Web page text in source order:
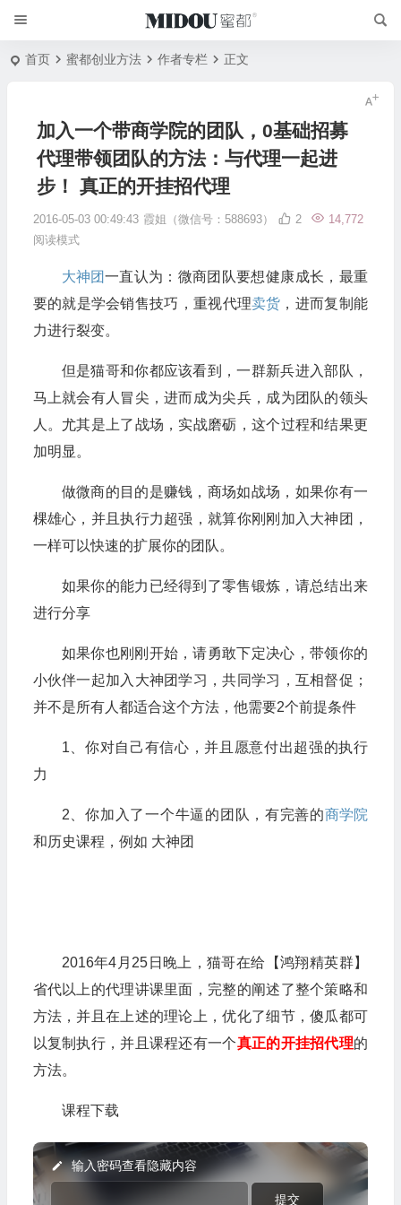
首页 蜜都创业方法 作者专栏 正文
加入一个带商学院的团队，0基础招募
代理带领团队的方法：与代理一起进
步！ 真正的开挂招代理
2016-05-03 00:49:43 霞姐（微信号：588693） 14,772
2
阅读模式
大神团一直认为：微商团队要想健康成长，最重
要的就是学会销售技巧，重视代理卖货 ，进而复制能
力进行裂变。
但是猫哥和你都应该看到，一群新兵进入部队，
马上就会有人冒尖，进而成为尖兵，成为团队的领头
人。尤其是上了战场，实战磨砺，这个过程和结果更
加明显。
做微商的目的是赚钱，商场如战场，如果你有一
棵雄心，并且执行力超强，就算你刚刚加入大神团，
一样可以快速的扩展你的团队。
如果你的能力已经得到了零售锻炼，请总结出来
进行分享
如果你也刚刚开始，请勇敢下定决心，带领你的
小伙伴一起加入大神团学习，共同学习，互相督促；
并不是所有人都适合这个方法，他需要2个前提条件
1、你对自己有信心，并且愿意付出超强的执行
力
2、你加入了一个牛逼的团队，有完善的商学院
和历史课程，例如 大神团
2016年4月25日晚上，猫哥在给【鸿翔精英群】
省代以上的代理讲课里面，完整的阐述了整个策略和
方法，并且在上述的理论上，优化了细节，傻瓜都可
以复制执行，并且课程还有一个真正的开挂招代理的
方法。
课程下载
输入密码查看隐藏内容